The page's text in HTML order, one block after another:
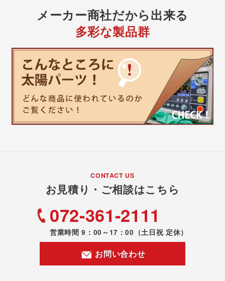
メーカー商社だから出来る
多彩な製品群
CONTACT US
お見積り・ご相談はこちら
072-361-2111
営業時間 9：00～17：00 （土日祝 定休）
お問い合わせ